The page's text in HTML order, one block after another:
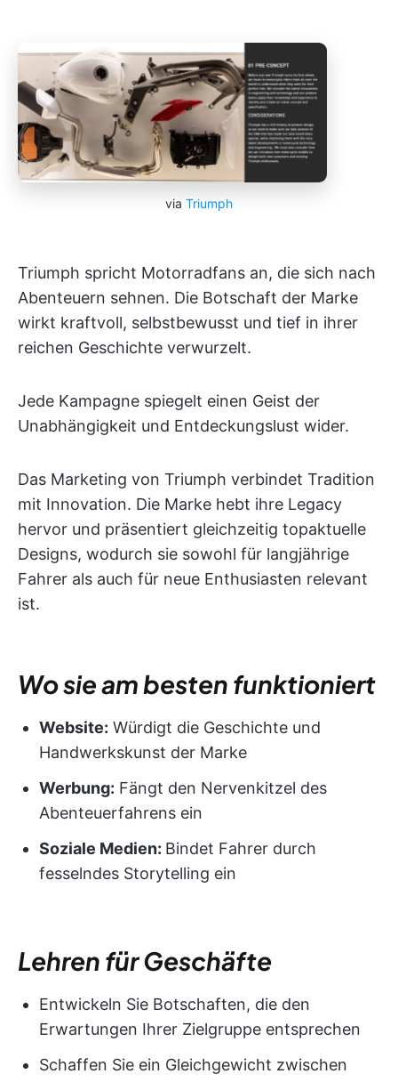
via Triumph
Triumph spricht Motorradfans an, die sich nach
Abenteuern sehnen. Die Botschaft der Marke
wirkt kraftvoll, selbstbewusst und tief in ihrer
reichen Geschichte verwurzelt.
Jede Kampagne spiegelt einen Geist der
Unabhängigkeit und Entdeckungslust wider.
Das Marketing von Triumph verbindet Tradition
mit Innovation. Die Marke hebt ihre Legacy
hervor und präsentiert gleichzeitig topaktuelle
Designs, wodurch sie sowohl für langjährige
Fahrer als auch für neue Enthusiasten relevant
ist.
Wo sie am besten funktioniert
Website: Würdigt die Geschichte und
Handwerkskunst der Marke
Werbung: Fängt den Nervenkitzel des
Abenteuerfahrens ein
Soziale Medien: Bindet Fahrer durch
fesselndes Storytelling ein
Lehren für Geschäfte
Entwickeln Sie Botschaften, die den
Erwartungen Ihrer Zielgruppe entsprechen
Schaffen Sie ein Gleichgewicht zwischen